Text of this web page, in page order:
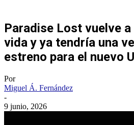
Paradise Lost vuelve
vida y ya tendría una
estreno para el nuevo
Por
Miguel Á. Fernández
-
9 junio, 2026